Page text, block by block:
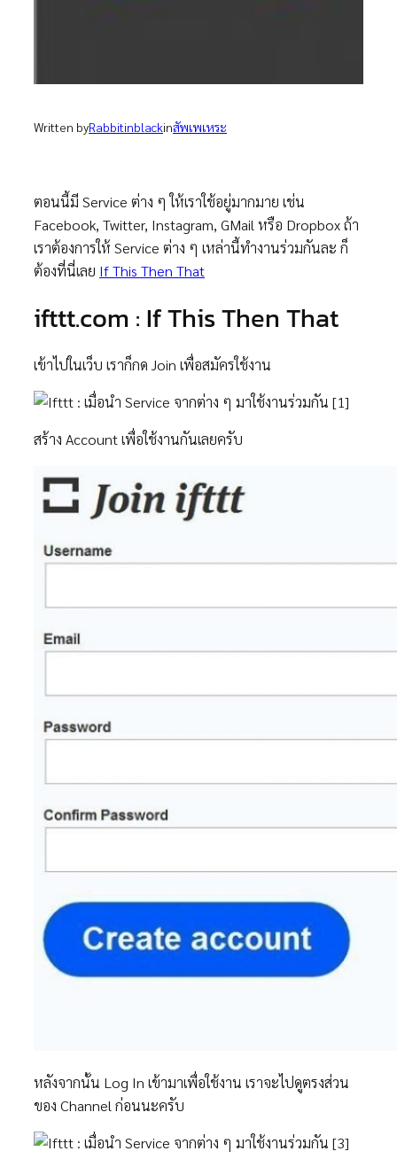
Written byRabbitinblackinสัพเพเหระ
ตอนนี้มี Service ต่าง ๆ ให้เราใช้อยู่มากมาย เช่น
Facebook, Twitter, Instagram, GMail หรือ Dropbox ถ้า
เราต้องการให้ Service ต่าง ๆ เหล่านี้ทำงานร่วมกันละ ก็
ต้องที่นี่เลย If This Then That
ifttt.com : If This Then That
เข้าไปในเว็บ เราก็กด Join เพื่อสมัครใช้งาน
สร้าง Account เพื่อใช้งานกันเลยครับ
หลังจากนั้น Log In เข้ามาเพื่อใช้งาน เราจะไปดูตรงส่วน
ของ Channel ก่อนนะครับ